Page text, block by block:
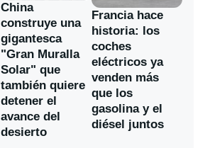
China
construye una
gigantesca
"Gran Muralla
Solar" que
también quiere
detener el
avance del
desierto
Francia hace
historia: los
coches
eléctricos ya
venden más
que los
gasolina y el
diésel juntos